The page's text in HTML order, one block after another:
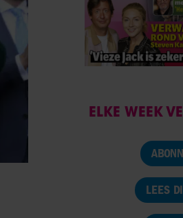
ELKE WEEK
LEES